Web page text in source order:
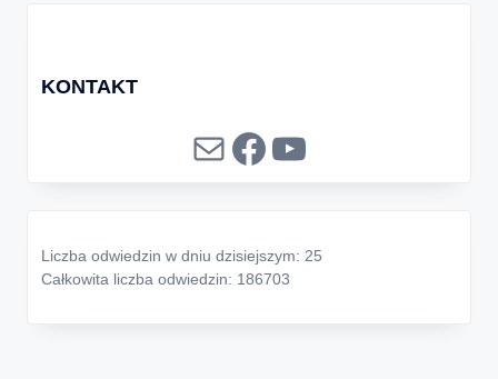
KONTAKT
MailFacebook
YouTube
Liczba odwiedzin w dniu dzisiejszym: 25
Całkowita liczba odwiedzin: 186703